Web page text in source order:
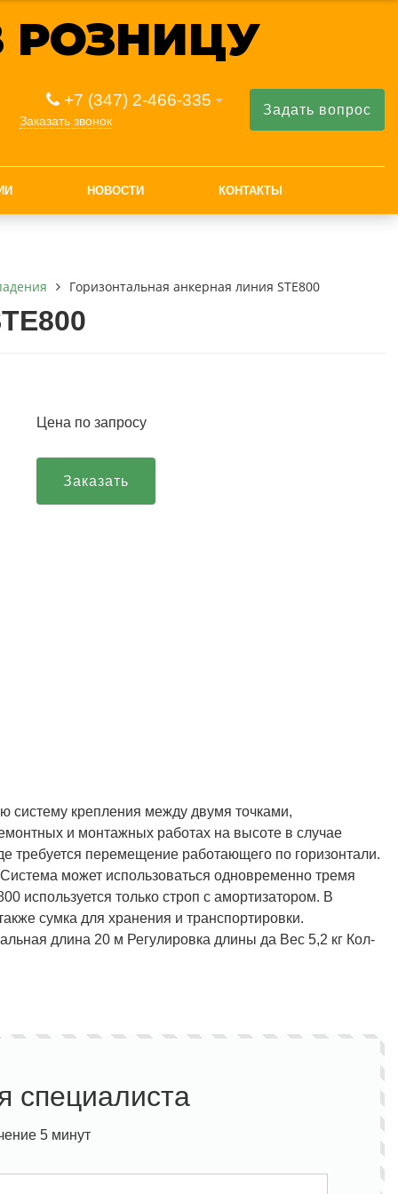
+7 (347) 2-466-335
Заказать звонок
Задать вопрос
НОВОСТИ КОНТАКТЫ
рыбацкий
специальной цене!
Костюм по ЛУЧШЕЙ ЦЕНЕ!
Горизонтальная анкерная линия STE800
Цена по запросу
Заказать
систему крепления между двумя точками,
и монтажных работах на высоте в случае
требуется перемещение работающего по горизонтали.
может использоваться одновременно тремя
используется только строп с амортизатором. В
сумка для хранения и транспортировки.
длина 20 м Регулировка длины да Вес 5,2 кг Кол-
специалиста
5 минут